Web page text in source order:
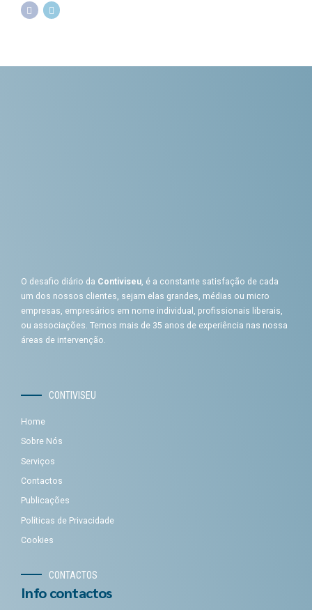
O desafio diário da Contiviseu, é a constante satisfação de cada
um dos nossos clientes, sejam elas grandes, médias ou micro
empresas, empresários em nome individual, profissionais liberais,
ou associações. Temos mais de 35 anos de experiência nas nossa
áreas de intervenção.
CONTIVISEU
Home
Sobre Nós
Serviços
Contactos
Publicações
Políticas de Privacidade
Cookies
CONTACTOS
Info contactos